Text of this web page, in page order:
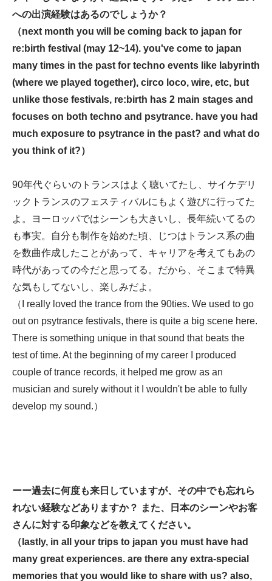
への出演経験はあるのでしょうか？
（next month you will be coming back to japan for
re:birth festival (may 12~14). you've come to japan
many times in the past for techno events like labyrinth
(where we played together), circo loco, wire, etc, but
unlike those festivals, re:birth has 2 main stages and
focuses on both techno and psytrance. have you had
much exposure to psytrance in the past? and what do
you think of it?）
90年代ぐらいのトランスはよく聴いてたし、サイケデリ
ックトランスのフェスティバルにもよく遊びに行ってた
よ。ヨーロッパではシーンも大きいし、長年続いてるの
も事実。自分も制作を始めた頃、じつはトランス系の曲
を数曲作成したことがあって、キャリアを考えてもあの
時代があっての今だと思ってる。だから、そこまで特異
な気もしてないし、楽しみだよ。
（I really loved the trance from the 90ties. We used to go
out on psytrance festivals, there is quite a big scene here.
There is something unique in that sound that beats the
test of time. At the beginning of my career I produced
couple of trance records, it helped me grow as an
musician and surely without it I wouldn't be able to fully
develop my sound.）
ーー過去に何度も来日していますが、その中でも忘れら
れない経験などありますか？ また、日本のシーンやお客
さんに対する印象などを教えてください。
（lastly, in all your trips to japan you must have had
many great experiences. are there any extra-special
memories that you would like to share with us? also,